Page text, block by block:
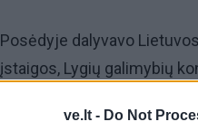
ve.lt - Do Not
Posėdyje dalyvavo
įstaigos, Lygių galimybių